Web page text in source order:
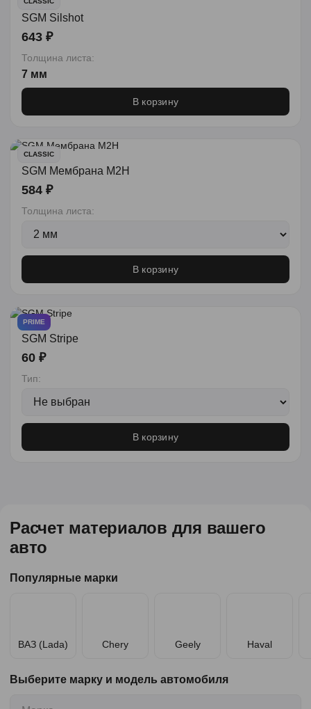
SGM Silshot
643 ₽
Толщина листа:
7 мм
В корзину
CLASSIC
SGM Мембрана М2Н
584 ₽
Толщина листа:
В корзину
PRIME
SGM Stripe
60 ₽
Тип:
В корзину
Расчет материалов для вашего
авто
Популярные марки
ВАЗ (Lada) Chery Geely Haval
Выберите марку и модель автомобиля